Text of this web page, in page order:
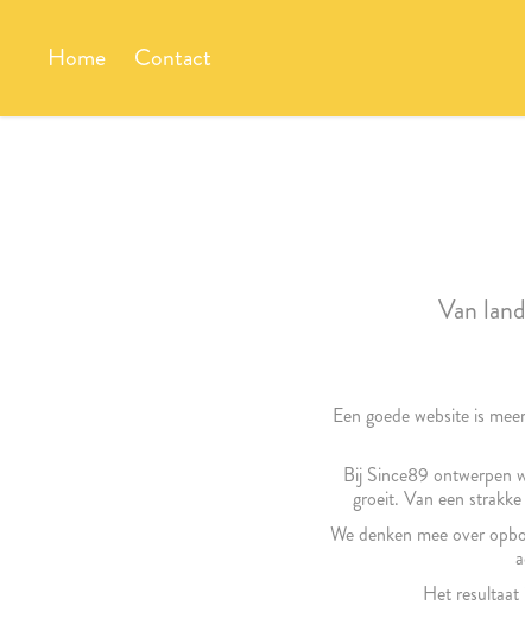
Home Contact
Van
Een goede website is
Bij Since89 ontwerpen
groeit. Van een
We denken mee over
Het resultaat